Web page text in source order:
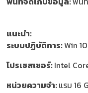
แนะนำ:
ระบบปฏิบัติการ:Win 10
โปรเซสเซอร์:Intel
หน่วยความจำ:แรม 16